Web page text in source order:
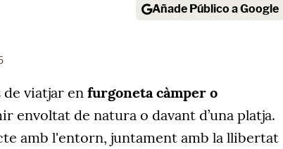
Añade Público a Google
de viatjar enfurgoneta càmper o
envoltat de natura o davant d’una platja.
amb l'entorn, juntament amb la llibertat